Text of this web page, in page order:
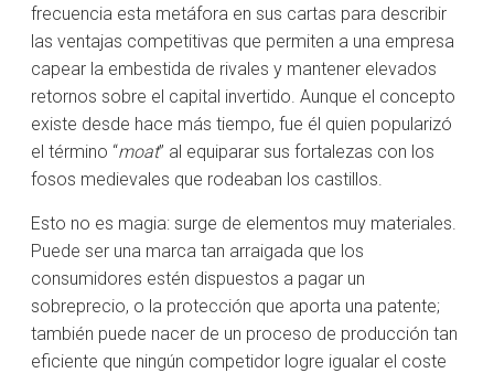
frecuencia esta metáfora en sus cartas para describir
las ventajas competitivas que permiten a una empresa
capear la embestida de rivales y mantener elevados
retornos sobre el capital invertido. Aunque el concepto
existe desde hace más tiempo, fue él quien popularizó
el término “moat” al equiparar sus fortalezas con los
fosos medievales que rodeaban los castillos.
Esto no es magia: surge de elementos muy materiales.
Puede ser una marca tan arraigada que los
consumidores estén dispuestos a pagar un
sobreprecio, o la protección que aporta una patente;
también puede nacer de un proceso de producción tan
eficiente que ningún competidor logre igualar el coste